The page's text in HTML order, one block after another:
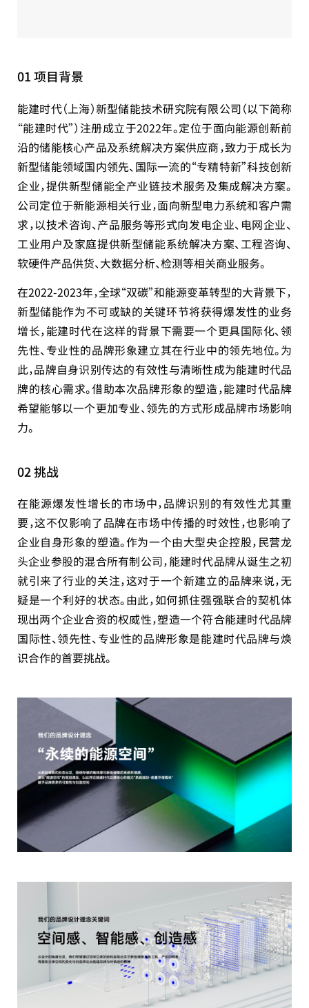
01 项目背景
能建时代（上海）新型储能技术研究院有限公司（以下简称
“能建时代”）注册成立于2022年。定位于面向能源创新前
沿的储能核心产品及系统解决方案供应商，致力于成长为
新型储能领域国内领先、国际一流的“专精特新”科技创新
企业，提供新型储能全产业链技术服务及集成解决方案。
公司定位于新能源相关行业，面向新型电力系统和客户需
求，以技术咨询、产品服务等形式向发电企业、电网企业、
工业用户及家庭提供新型储能系统解决方案、工程咨询、
软硬件产品供货、大数据分析、检测等相关商业服务。
在2022-2023年，全球“双碳”和能源变革转型的大背景下，
新型储能作为不可或缺的关键环节将获得爆发性的业务
增长，能建时代在这样的背景下需要一个更具国际化、领
先性、专业性的品牌形象建立其在行业中的领先地位。为
此，品牌自身识别传达的有效性与清晰性成为能建时代品
牌的核心需求。借助本次品牌形象的塑造，能建时代品牌
希望能够以一个更加专业、领先的方式形成品牌市场影响
力。
02 挑战
在能源爆发性增长的市场中，品牌识别的有效性尤其重
要，这不仅影响了品牌在市场中传播的时效性，也影响了
企业自身形象的塑造。作为一个由大型央企控股，民营龙
头企业参股的混合所有制公司，能建时代品牌从诞生之初
就引来了行业的关注，这对于一个新建立的品牌来说，无
疑是一个利好的状态。由此，如何抓住强强联合的契机体
现出两个企业合资的权威性，塑造一个符合能建时代品牌
国际性、领先性、专业性的品牌形象是能建时代品牌与焕
识合作的首要挑战。